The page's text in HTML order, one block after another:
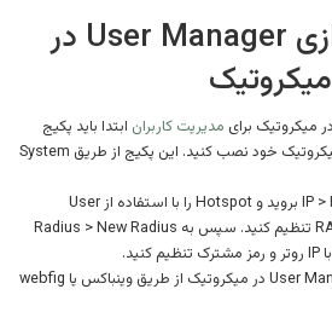
مراحل راه‌اندازی User Manager در
میکروتیک
مدیریت کاربران ابتدا باید پکیج
User Manager را در روترهای میکروتیک خود نصب کنید. این پکیج از طریق System
پس از نصب، به مسیر IP > Hotspot بروید و Hotspot را با استفاده از User
Manager به عنوان سرور RADIUS تنظیم کنید. سپس به Radius > New Radius
اکنون می‌توانید به کنسول User Manager در میکروتیک از طریق وینباکس یا webfig